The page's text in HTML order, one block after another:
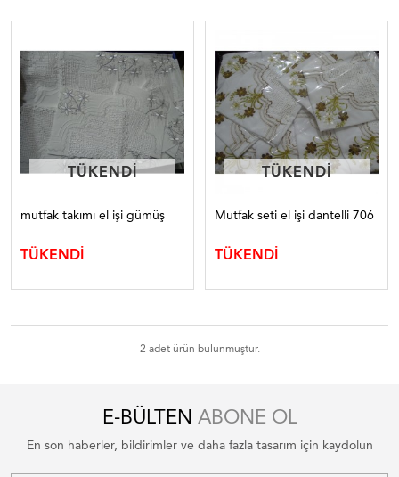
TÜKENDI
TÜKENDI
mutfak takımı el işi gümüş
TÜKENDİ
TÜKENDI
TÜKENDI
Mutfak seti el işi dantelli 706
TÜKENDİ
2 adet ürün bulunmuştur.
E-BÜLTEN ABONE OL
En son haberler, bildirimler ve daha fazla tasarım için kaydolun